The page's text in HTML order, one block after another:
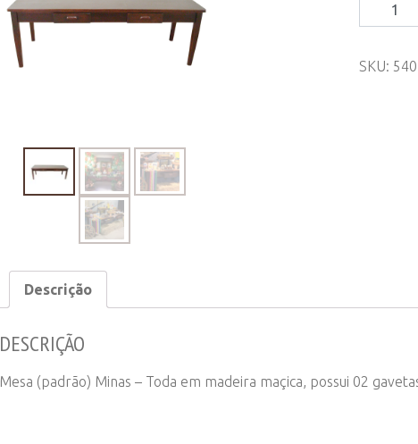
(padrão)
-
SKU:
Descrição
DESCRIÇÃO
Mesa (padrão) Minas – Toda em madeira maçica, possui 02